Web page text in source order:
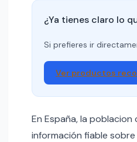
¿Ya tienes claro lo
Si prefieres ir
Ver productos
En España, la
información fiable